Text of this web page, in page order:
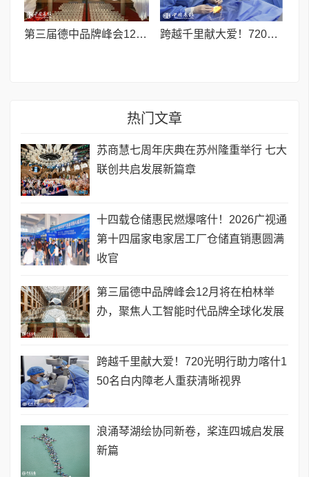
第三届德中品牌峰会12月将在柏林举办，聚焦人工智能时代品牌全球化发展 跨越千里献大爱！720光明行助力喀什150名白内障老人重获清晰视界
热门文章
苏商慧七周年庆典在苏州隆重举行 七大
联创共启发展新篇章
十四载仓储惠民燃爆喀什！2026广视通
第十四届家电家居工厂仓储直销惠圆满
收官
第三届德中品牌峰会12月将在柏林举
办，聚焦人工智能时代品牌全球化发展
跨越千里献大爱！720光明行助力喀什1
50名白内障老人重获清晰视界
浪涌琴湖绘协同新卷，桨连四城启发展
新篇